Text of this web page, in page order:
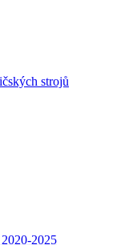
strojů
2025